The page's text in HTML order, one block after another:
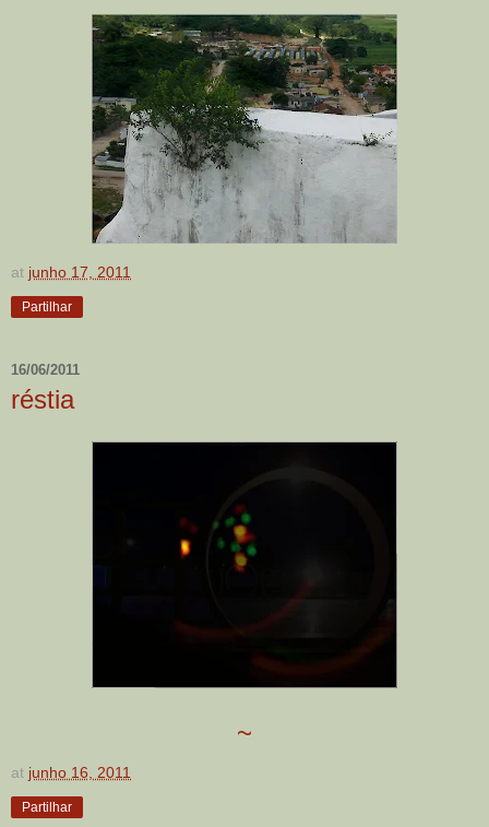
at junho 17, 2011
Partilhar
16/06/2011
réstia
~
at junho 16, 2011
Partilhar